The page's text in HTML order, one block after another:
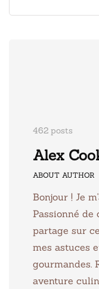
462 posts
Alex
ABOUT AUTHOR
Bonjour ! Je
Passionné de
partage sur
mes astuces
gourmandes.
aventure